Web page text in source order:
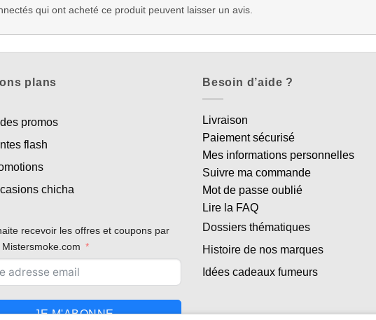
qui ont acheté ce produit peuvent laisser un avis.
plans
promos
flash
chicha
recevoir les offres et coupons par
JE M'ABONNE
Besoin d’aide ?
Livraison
Paiement sécurisé
Mes informations personnelles
Suivre ma commande
Mot de passe oublié
Lire la FAQ
Dossiers thématiques
Histoire de nos marques
Idées cadeaux fumeurs